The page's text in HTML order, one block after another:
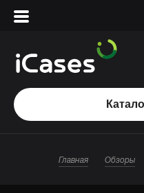
Вход
Сервисный центр
О магазине
Главная Обзоры